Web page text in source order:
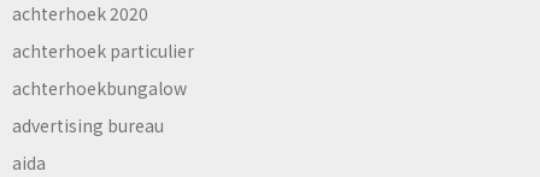
achterhoek 2020
achterhoek particulier
achterhoekbungalow
advertising bureau
aida